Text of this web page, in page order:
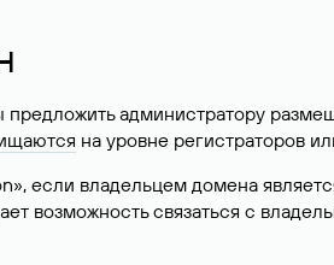
администратору
на уровне регистраторов
если владельцем домена
возможность связаться с